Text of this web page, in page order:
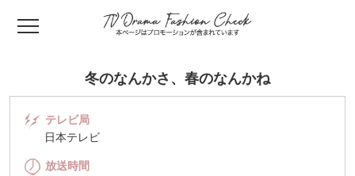
冬のなんかさ、春のなんかね
テレビ局
日本テレビ
放送時間